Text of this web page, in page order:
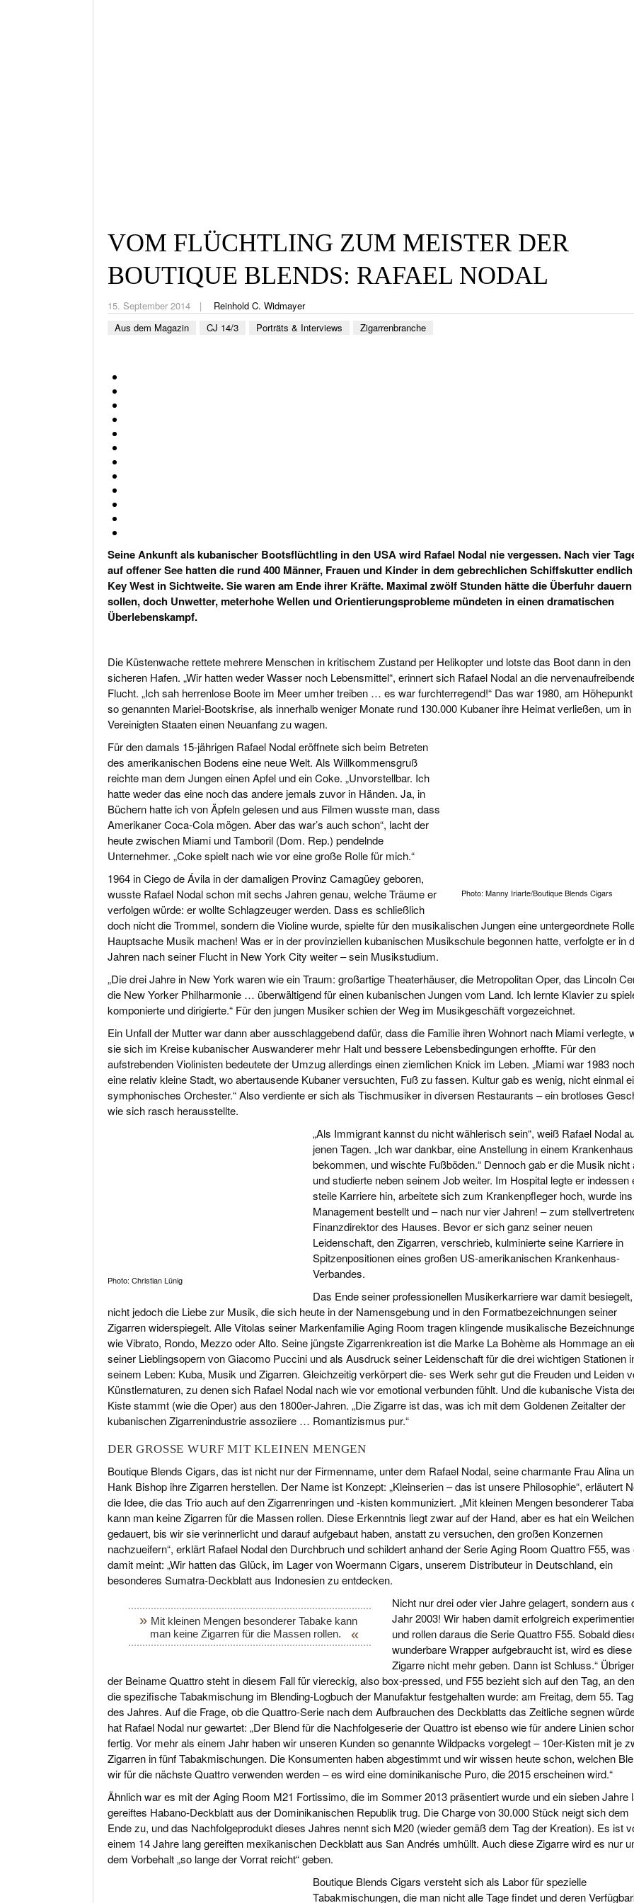
VOM FLÜCHTLING ZUM MEISTER DER
BOUTIQUE BLENDS: RAFAEL NODAL
15. September 2014
Reinhold C. Widmayer
Aus dem Magazin
CJ 14/3 Porträts & Interviews Zigarrenbranche
Seine Ankunft als kubanischer Bootsflüchtling in den USA wird Rafael Nodal nie vergessen. Nach vier
auf offener See hatten die rund 400 Männer, Frauen und Kinder in dem gebrechlichen Schiffskutter endlich
Key West in Sichtweite. Sie waren am Ende ihrer Kräfte. Maximal zwölf Stunden hätte die Überfuhr dauern
sollen, doch Unwetter, meterhohe Wellen und Orientierungsprobleme mündeten in einen dramatischen
Überlebenskampf.
Die Küstenwache rettete mehrere Menschen in kritischem Zustand per Helikopter und lotste das Boot dann in den
sicheren Hafen. „Wir hatten weder Wasser noch Lebensmittel“, erinnert sich Rafael Nodal an die
Flucht. „Ich sah herrenlose Boote im Meer umher treiben … es war furchterregend!“ Das war 1980, am
so genannten Mariel-Bootskrise, als innerhalb weniger Monate rund 130.000 Kubaner ihre Heimat verließen, um in
Vereinigten Staaten einen Neuanfang zu wagen.
Photo: Manny Iriarte/Boutique Blends Cigars
Für den damals 15-jährigen Rafael Nodal eröffnete sich beim Betreten
des amerikanischen Bodens eine neue Welt. Als Willkommensgruß
reichte man dem Jungen einen Apfel und ein Coke. „Unvorstellbar. Ich
hatte weder das eine noch das andere jemals zuvor in Händen. Ja, in
Büchern hatte ich von Äpfeln gelesen und aus Filmen wusste man, dass
Amerikaner Coca-Cola mögen. Aber das war’s auch schon“, lacht der
heute zwischen Miami und Tamboril (Dom. Rep.) pendelnde
Unternehmer. „Coke spielt nach wie vor eine große Rolle für mich.“
1964 in Ciego de Ávila in der damaligen Provinz Camagüey geboren,
wusste Rafael Nodal schon mit sechs Jahren genau, welche Träume er
verfolgen würde: er wollte Schlagzeuger werden. Dass es schließlich
doch nicht die Trommel, sondern die Violine wurde, spielte für den musikalischen Jungen eine untergeordnete
Hauptsache Musik machen! Was er in der provinziellen kubanischen Musikschule begonnen hatte, verfolgte er in
Jahren nach seiner Flucht in New York City weiter – sein Musikstudium.
„Die drei Jahre in New York waren wie ein Traum: großartige Theaterhäuser, die Metropolitan Oper, das Lincoln
die New Yorker Philharmonie … überwältigend für einen kubanischen Jungen vom Land. Ich lernte Klavier zu
komponierte und dirigierte.“ Für den jungen Musiker schien der Weg im Musikgeschäft vorgezeichnet.
Ein Unfall der Mutter war dann aber ausschlaggebend dafür, dass die Familie ihren Wohnort nach Miami verlegte,
sie sich im Kreise kubanischer Auswanderer mehr Halt und bessere Lebensbedingungen erhoffte. Für den
aufstrebenden Violinisten bedeutete der Umzug allerdings einen ziemlichen Knick im Leben. „Miami war 1983 noch
eine relativ kleine Stadt, wo abertausende Kubaner versuchten, Fuß zu fassen. Kultur gab es wenig, nicht einmal
symphonisches Orchester.“ Also verdiente er sich als Tischmusiker in diversen Restaurants – ein brotloses
wie sich rasch herausstellte.
Photo: Christian Lünig
„Als Immigrant kannst du nicht wählerisch sein“, weiß Rafael Nodal
jenen Tagen. „Ich war dankbar, eine Anstellung in einem
bekommen, und wischte Fußböden.“ Dennoch gab er die Musik nicht
und studierte neben seinem Job weiter. Im Hospital legte er indessen
steile Karriere hin, arbeitete sich zum Krankenpfleger hoch, wurde ins
Management bestellt und – nach nur vier Jahren! – zum
Finanzdirektor des Hauses. Bevor er sich ganz seiner neuen
Leidenschaft, den Zigarren, verschrieb, kulminierte seine Karriere in
Spitzenpositionen eines großen US-amerikanischen Krankenhaus-
Verbandes.
Das Ende seiner professionellen Musikerkarriere war damit besiegelt,
nicht jedoch die Liebe zur Musik, die sich heute in der Namensgebung und in den Formatbezeichnungen seiner
Zigarren widerspiegelt. Alle Vitolas seiner Markenfamilie Aging Room tragen klingende musikalische
wie Vibrato, Rondo, Mezzo oder Alto. Seine jüngste Zigarrenkreation ist die Marke La Bohème als Hommage an
seiner Lieblingsopern von Giacomo Puccini und als Ausdruck seiner Leidenschaft für die drei wichtigen Stationen
seinem Leben: Kuba, Musik und Zigarren. Gleichzeitig verkörpert die- ses Werk sehr gut die Freuden und Leiden
Künstlernaturen, zu denen sich Rafael Nodal nach wie vor emotional verbunden fühlt. Und die kubanische Vista
Kiste stammt (wie die Oper) aus den 1800er-Jahren. „Die Zigarre ist das, was ich mit dem Goldenen Zeitalter der
kubanischen Zigarrenindustrie assoziiere … Romantizismus pur.“
DER GROSSE WURF MIT KLEINEN MENGEN
Boutique Blends Cigars, das ist nicht nur der Firmenname, unter dem Rafael Nodal, seine charmante Frau Alina
Hank Bishop ihre Zigarren herstellen. Der Name ist Konzept: „Kleinserien – das ist unsere Philosophie“, erläutert
die Idee, die das Trio auch auf den Zigarrenringen und -kisten kommuniziert. „Mit kleinen Mengen besonderer
kann man keine Zigarren für die Massen rollen. Diese Erkenntnis liegt zwar auf der Hand, aber es hat ein Weilchen
gedauert, bis wir sie verinnerlicht und darauf aufgebaut haben, anstatt zu versuchen, den großen Konzernen
nachzueifern“, erklärt Rafael Nodal den Durchbruch und schildert anhand der Serie Aging Room Quattro F55, was
damit meint: „Wir hatten das Glück, im Lager von Woermann Cigars, unserem Distributeur in Deutschland, ein
besonderes Sumatra-Deckblatt aus Indonesien zu entdecken.
Mit kleinen Mengen besonderer Tabake kann
man keine Zigarren für die Massen rollen.
Nicht nur drei oder vier Jahre gelagert, sondern aus
Jahr 2003! Wir haben damit erfolgreich
und rollen daraus die Serie Quattro F55. Sobald
wunderbare Wrapper aufgebraucht ist, wird es diese
Zigarre nicht mehr geben. Dann ist Schluss.“
der Beiname Quattro steht in diesem Fall für viereckig, also box-pressed, und F55 bezieht sich auf den Tag, an
die spezifische Tabakmischung im Blending-Logbuch der Manufaktur festgehalten wurde: am Freitag, dem 55. Tag
des Jahres. Auf die Frage, ob die Quattro-Serie nach dem Aufbrauchen des Deckblatts das Zeitliche segnen
hat Rafael Nodal nur gewartet: „Der Blend für die Nachfolgeserie der Quattro ist ebenso wie für andere Linien
fertig. Vor mehr als einem Jahr haben wir unseren Kunden so genannte Wildpacks vorgelegt – 10er-Kisten mit je
Zigarren in fünf Tabakmischungen. Die Konsumenten haben abgestimmt und wir wissen heute schon, welchen
wir für die nächste Quattro verwenden werden – es wird eine dominikanische Puro, die 2015 erscheinen wird.“
Ähnlich war es mit der Aging Room M21 Fortissimo, die im Sommer 2013 präsentiert wurde und ein sieben Jahre
gereiftes Habano-Deckblatt aus der Dominikanischen Republik trug. Die Charge von 30.000 Stück neigt sich dem
Ende zu, und das Nachfolgeprodukt dieses Jahres nennt sich M20 (wieder gemäß dem Tag der Kreation). Es ist
einem 14 Jahre lang gereiften mexikanischen Deckblatt aus San Andrés umhüllt. Auch diese Zigarre wird es nur
dem Vorbehalt „so lange der Vorrat reicht“ geben.
Boutique Blends Cigars versteht sich als Labor für spezielle
Tabakmischungen, die man nicht alle Tage findet und deren